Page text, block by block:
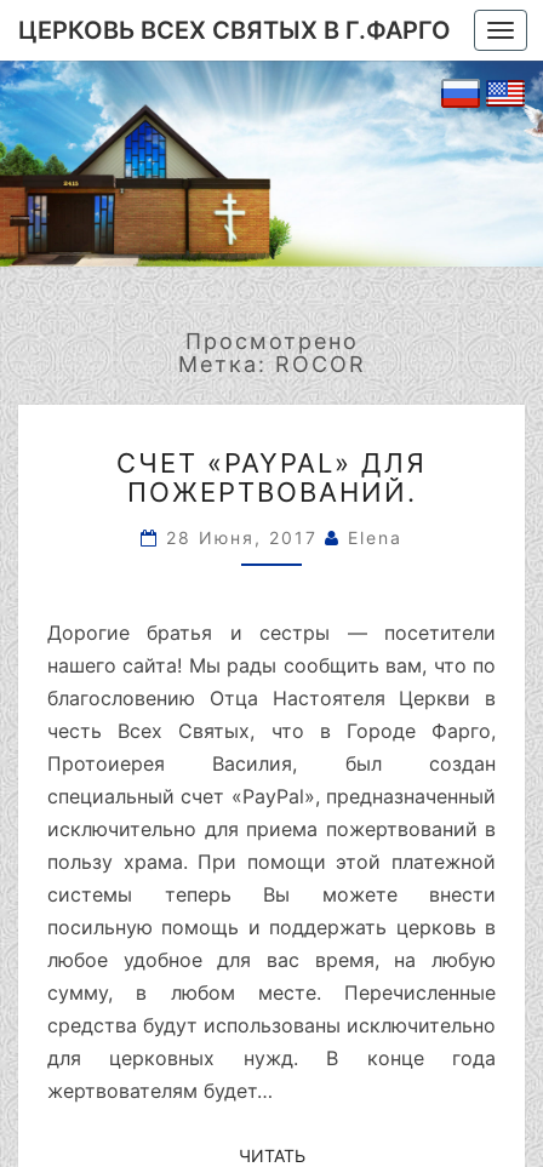
ЦЕРКОВЬ ВСЕХ СВЯТЫХ В Г.ФАРГО
Просмотрено
Метка: ROCOR
«PAYPAL»
ДЛЯ
СЧЕТ «PAYPAL» ДЛЯ
ПОЖЕРТВОВАНИЙ.
28 Июня, 2017 Elena
Дорогие братья и сестры — посетители
нашего сайта! Мы рады сообщить вам, что по
благословению Отца Настоятеля Церкви в
честь Всех Святых, что в Городе Фарго,
Протоиерея Василия, был создан
специальный счет «PayPal», предназначенный
исключительно для приема пожертвований в
пользу храма. При помощи этой платежной
системы теперь Вы можете внести
посильную помощь и поддержать церковь в
любое удобное для вас время, на любую
сумму, в любом месте. Перечисленные
средства будут использованы исключительно
для церковных нужд. В конце года
жертвователям будет…
ЧИТАТЬЧИТАТЬ